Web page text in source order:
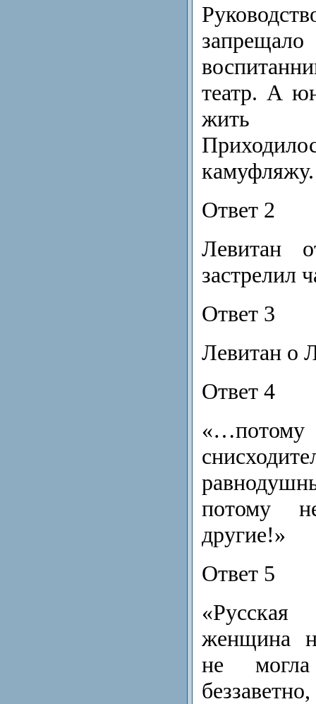
театр. А
жить
камуфляжу.
Ответ 2
Левитан
застрелил
Ответ 3
Левитан о
Ответ 4
потому
другие!»
Ответ 5
«Русская
женщина
не